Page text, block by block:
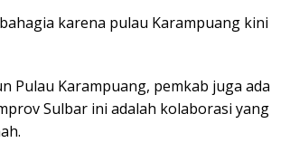
karena pulau Karampuang kini
Pulau Karampuang, pemkab juga ada
Sulbar ini adalah kolaborasi yang